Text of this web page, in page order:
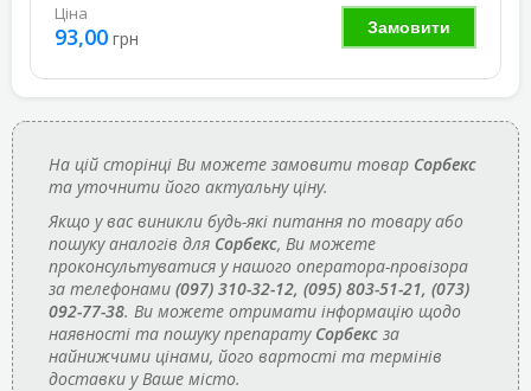
Замовити
Ціна
93,00 грн
На цій сторінці Ви можете замовити товар Сорбекс
та уточнити його актуальну ціну.
Якщо у вас виникли будь-які питання по товару або
пошуку аналогів для Сорбекс, Ви можете
проконсультуватися у нашого оператора-провізора
за телефонами (097) 310-32-12, (095) 803-51-21, (073)
092-77-38. Ви можете отримати інформацію щодо
наявності та пошуку препарату Сорбекс за
найнижчими цінами, його вартості та термінів
доставки у Ваше місто.